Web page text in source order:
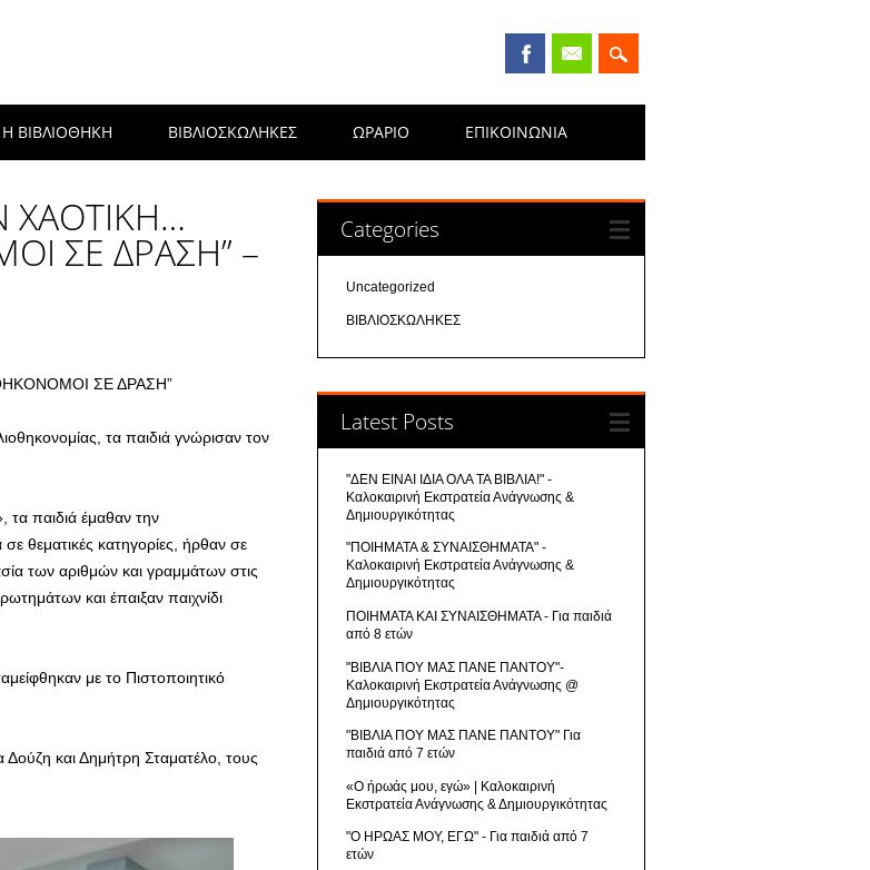
Η ΒΙΒΛΙΟΘΉΚΗ ΒΙΒΛΙΟΣΚΩΛΗΚΕΣ ΩΡΑΡΙΟ ΕΠΙΚΟΙΝΩΝΊΑ
ΧΑΟΤΙΚΗ…
ΣΕ ΔΡΑΣΗ” –
ΣΕ ΔΡΑΣΗ”
τα παιδιά γνώρισαν τον
τα παιδιά έμαθαν την
θεματικές κατηγορίες, ήρθαν σε
των αριθμών και γραμμάτων στις
και έπαιξαν παιχνίδι
με το Πιστοποιητικό
και Δημήτρη Σταματέλο, τους
Categories
Uncategorized
ΒΙΒΛΙΟΣΚΩΛΗΚΕΣ
Latest Posts
"ΔΕΝ ΕΙΝΑΙ ΙΔΙΑ ΟΛΑ ΤΑ ΒΙΒΛΙΑ!" -
Καλοκαιρινή Εκστρατεία Ανάγνωσης &
Δημιουργικότητας
"ΠΟΙΗΜΑΤΑ & ΣΥΝΑΙΣΘΗΜΑΤΑ" -
Καλοκαιρινή Εκστρατεία Ανάγνωσης &
Δημιουργικότητας
ΠΟΙΗΜΑΤΑ ΚΑΙ ΣΥΝΑΙΣΘΗΜΑΤΑ - Για παιδιά
από 8 ετών
"ΒΙΒΛΙΑ ΠΟΥ ΜΑΣ ΠΑΝΕ ΠΑΝΤΟΥ"-
Καλοκαιρινή Εκστρατεία Ανάγνωσης @
Δημιουργικότητας
"ΒΙΒΛΙΑ ΠΟΥ ΜΑΣ ΠΑΝΕ ΠΑΝΤΟΥ" Για
παιδιά από 7 ετών
«Ο ήρωάς μου, εγώ» | Καλοκαιρινή
Εκστρατεία Ανάγνωσης & Δημιουργικότητας
"Ο ΗΡΩΑΣ ΜΟΥ, ΕΓΩ" - Για παιδιά από 7
ετών